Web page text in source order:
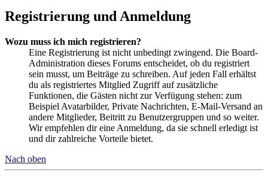
Registrierung und Anmeldung
Wozu muss ich mich registrieren?
Eine Registrierung ist nicht unbedingt zwingend. Die Board-
Administration dieses Forums entscheidet, ob du registriert
sein musst, um Beiträge zu schreiben. Auf jeden Fall erhältst
du als registriertes Mitglied Zugriff auf zusätzliche
Funktionen, die Gästen nicht zur Verfügung stehen: zum
Beispiel Avatarbilder, Private Nachrichten, E-Mail-Versand an
andere Mitglieder, Beitritt zu Benutzergruppen und so weiter.
Wir empfehlen dir eine Anmeldung, da sie schnell erledigt ist
und dir zahlreiche Vorteile bietet.
Nach oben